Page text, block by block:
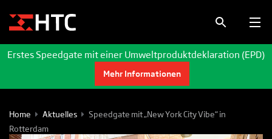
Erstes Speedgate mit einer Umweltproduktdeklaration (EPD)
Mehr Informationen
Home Aktuelles
Speedgate mit „New York City Vibe“ in
Rotterdam